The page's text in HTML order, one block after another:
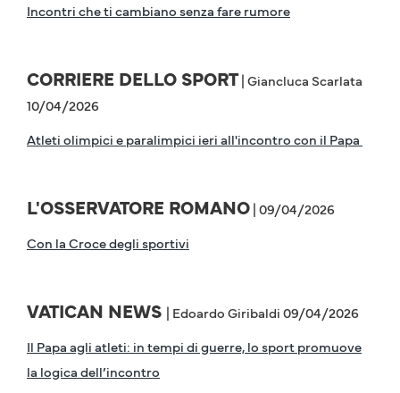
Incontri che ti cambiano senza fare rumore
CORRIERE DELLO SPORT| Giancluca Scarlata
10/04/2026
Atleti olimpici e paralimpici ieri all'incontro con il Papa
L'OSSERVATORE ROMANO| 09/04/2026
Con la Croce degli sportivi
VATICAN NEWS | Edoardo Giribaldi 09/04/2026
Il Papa agli atleti: in tempi di guerre, lo sport promuove
la logica dell’incontro